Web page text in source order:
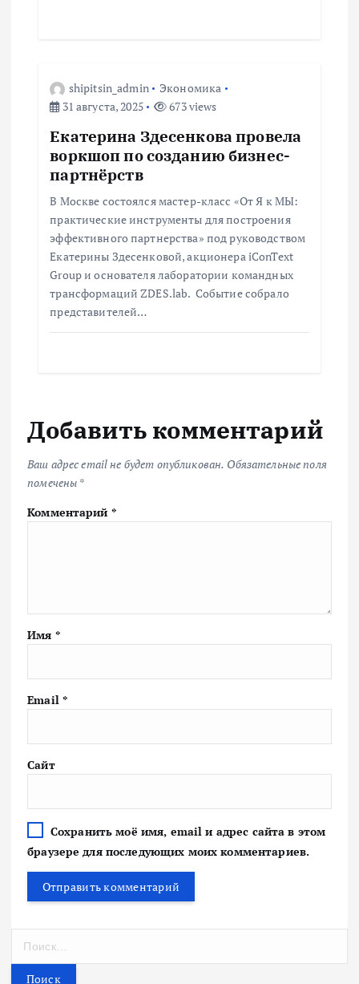
shipitsin_admin
Экономика
31 августа, 2025
673 views
Екатерина Здесенкова провела
воркшоп по созданию бизнес-
партнёрств
В Москве состоялся мастер-класс «От Я к МЫ:
практические инструменты для построения
эффективного партнерства» под руководством
Екатерины Здесенковой, акционера iConText
Group и основателя лаборатории командных
трансформаций ZDES.lab. Событие собрало
представителей…
Добавить комментарий
Ваш адрес email не будет опубликован. Обязательные поля
помечены *
Комментарий *
Имя *
Email *
Сайт
Сохранить моё имя, email и адрес сайта в этом
браузере для последующих моих комментариев.